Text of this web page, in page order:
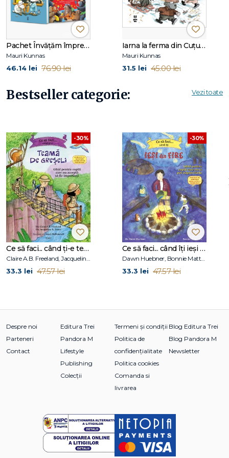
Pachet Învățăm împreună
Mauri Kunnas
46.14 lei 76.90 lei
Iarna la ferma din Cuțulești
Mauri Kunnas
31.5 lei 45.00 lei
Bestseller categorie: Vezi toate
-30%
Ce să faci... când ți-e teamă de greșeli. Ghid pentru copiii care nu acceptă să fie imperfecți
Claire A.B. Freeland, Jacqueline B. Toner, Janet McDonnell
33.3 lei 47.57 lei
-30%
Ce să faci... când îţi ieşi din fire. Ghid pentru copiii care nu-şi pot stăpâni furia
Dawn Huebner, Bonnie Matthews
33.3 lei 47.57 lei
Despre noi
Parteneri
Contact
Editura Trei
Pandora M
Lifestyle
Publishing
Colecții
Termeni și condiții
Politica de
confidențialitate
Politica cookies
Comanda si
livrarea
Blog Editura Trei
Blog Pandora M
Newsletter